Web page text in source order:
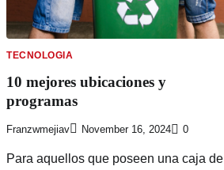
TECNOLOGIA
10 mejores ubicaciones y
programas
Franzwmejiav November 16, 2024 0
Para aquellos que poseen una caja de